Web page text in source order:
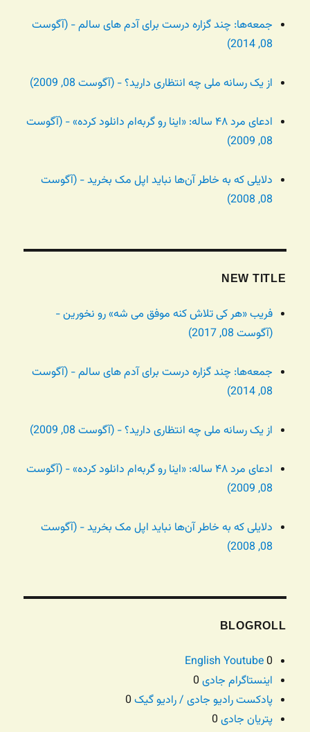
جمعه‌ها: چند گزاره درست برای آدم های سالم - (آگوست
08, 2014)
از یک رسانه ملی چه انتظاری دارید؟ - (آگوست 08, 2009)
ادعای مرد ۴۸ ساله: «اینا رو گربه‌ام دانلود کرده» - (آگوست
08, 2009)
دلایلی که به خاطر آن‌ها نباید اپل مک بخرید - (آگوست
08, 2008)
NEW TITLE
فریب «هر کی تلاش کنه موفق می شه» رو نخورین -
(آگوست 08, 2017)
جمعه‌ها: چند گزاره درست برای آدم های سالم - (آگوست
08, 2014)
از یک رسانه ملی چه انتظاری دارید؟ - (آگوست 08, 2009)
ادعای مرد ۴۸ ساله: «اینا رو گربه‌ام دانلود کرده» - (آگوست
08, 2009)
دلایلی که به خاطر آن‌ها نباید اپل مک بخرید - (آگوست
08, 2008)
BLOGROLL
English Youtube0
اینستاگرام جادی
پادکست رادیو جادی / رادیو گیک
پتریان جادی